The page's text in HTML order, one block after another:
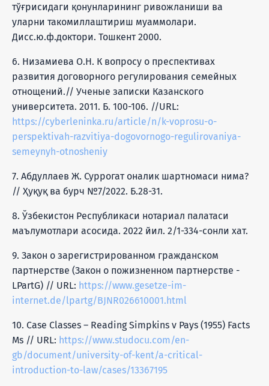
тўғрисидаги қонунларининг ривожланиши ва
уларни такомиллаштириш муаммолари.
Дисс.ю.ф.доктори. Тошкент 2000.
6. Низамиева О.Н. К вопросу о преспективах
развития договорного регулирования семейных
отнощений.// Ученые записки Казанского
университета. 2011. Б. 100-106. //URL:
https://cyberleninka.ru/article/n/k-voprosu-o-
perspektivah-razvitiya-dogovornogo-regulirovaniya-
semeynyh-otnosheniy
7. Абдуллаев Ж. Суррогат оналик шартномаси нима?
// Ҳуқуқ ва бурч №7/2022. Б.28-31.
8. Ўзбекистон Республикаси нотариал палатаси
маълумотлари асосида. 2022 йил. 2/1-334-сонли хат.
9. Закон о зарегистрированном гражданском
партнерстве (Закон о пожизненном партнерстве -
LPartG) // URL: https://www.gesetze-im-
internet.de/lpartg/BJNR026610001.html
10. Case Classes – Reading Simpkins v Pays (1955) Facts
Ms // URL: https://www.studocu.com/en-
gb/document/university-of-kent/a-critical-
introduction-to-law/cases/13367195